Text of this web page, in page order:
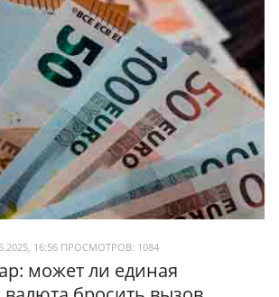
16:56 ПРОСМОТРОВ: 1084
может ли единая